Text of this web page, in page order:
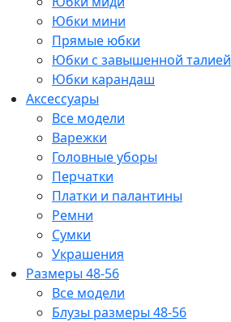
Юбки мини
Прямые юбки
Юбки с завышенной талией
Юбки карандаш
Аксессуары
Все модели
Варежки
Головные уборы
Перчатки
Платки и палантины
Ремни
Сумки
Украшения
Размеры 48-56
Все модели
Блузы размеры 48-56